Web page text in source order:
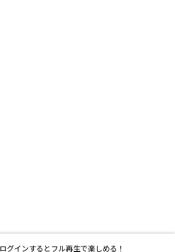
ログインするとフル再生で楽しめる！